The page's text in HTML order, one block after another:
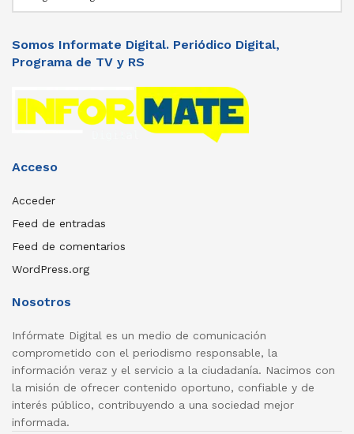
Somos Informate Digital. Periódico Digital,
Programa de TV y RS
Acceso
Acceder
Feed de entradas
Feed de comentarios
WordPress.org
Nosotros
Infórmate Digital es un medio de comunicación
comprometido con el periodismo responsable, la
información veraz y el servicio a la ciudadanía. Nacimos con
la misión de ofrecer contenido oportuno, confiable y de
interés público, contribuyendo a una sociedad mejor
informada.